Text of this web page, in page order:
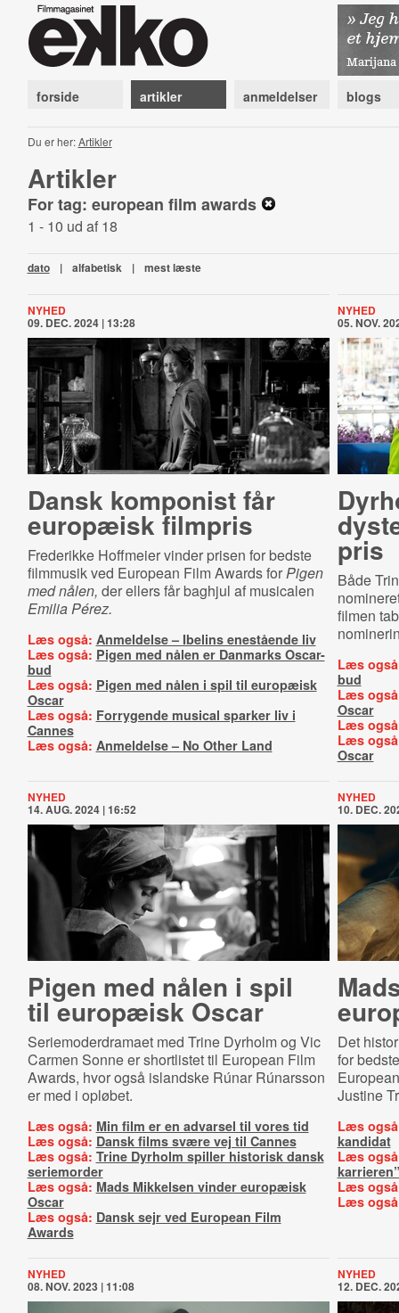
forside artikler anmeldelser blogs
Du er her:Artikler
Artikler
For tag: european film awards
1 - 10 ud af 18
dato | alfabetisk | mest læste
NYHED
09. DEC. 2024 | 13:28
Dansk komponist får
europæisk filmpris
Frederikke Hoffmeier vinder prisen for bedste
filmmusik ved European Film Awards forPigen
med nålen, der ellers får baghjul af musicalen
Emilia Pérez.
Læs også: Anmeldelse – Ibelins enestående liv
Læs også: Pigen med nålen er Danmarks Oscar-
bud
Læs også: Pigen med nålen i spil til europæisk
Oscar
Læs også: Forrygende musical sparker liv i
Cannes
Læs også: Anmeldelse – No Other Land
NYHED
05. NOV.
pris
Både
filmen
Læs
bud
Læs
Oscar
Læs
Læs
Oscar
NYHED
14. AUG. 2024 | 16:52
Pigen med nålen i spil
til europæisk Oscar
Seriemoderdramaet med Trine Dyrholm og Vic
Carmen Sonne er shortlistet til European Film
Awards, hvor også islandske Rúnar Rúnarsson
er med i opløbet.
Læs også: Min film er en advarsel til vores tid
Læs også: Dansk films svære vej til Cannes
Læs også: Trine Dyrholm spiller historisk dansk
seriemorder
Læs også: Mads Mikkelsen vinder europæisk
Oscar
Læs også: Dansk sejr ved European Film
Awards
NYHED
10. DEC.
Det
for
Justine
Læs
kandidat
Læs
karrieren”
Læs
Læs
NYHED
08. NOV. 2023 | 11:08
NYHED
12. DEC.